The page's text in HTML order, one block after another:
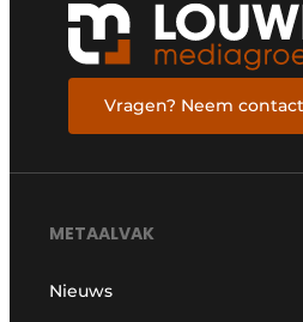
Vragen? Neem
METAALVAK
Nieuws